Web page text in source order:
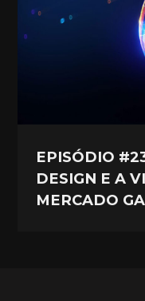
EPISÓDIO
DESIGN E A
MERCADO